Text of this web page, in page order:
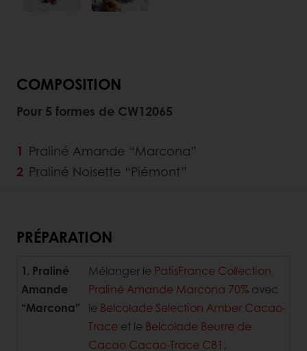
COMPOSITION
Pour 5 formes de CW12065
Praliné Amande “Marcona”
Praliné Noisette “Piémont”
PRÉPARATION
1. Praliné
Amande
“Marcona”
Mélanger le PatisFrance Collection
Praliné Amande Marcona 70% avec
le Belcolade Selection Amber Cacao-
Trace et le Belcolade Beurre de
Cacao Cacao-Trace CB1 .